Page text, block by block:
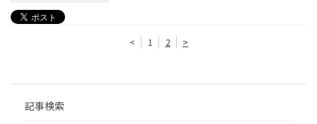
< 1 2 >
記事検索